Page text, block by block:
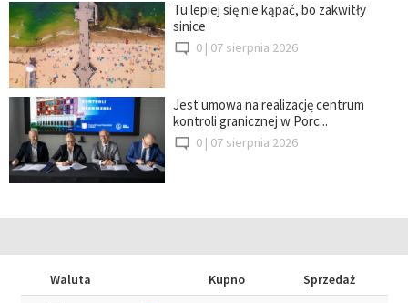
Tu lepiej się nie kąpać, bo zakwitły
sinice
0 | 07 sierpnia 2026
Jest umowa na realizację centrum
kontroli granicznej w Porc...
0 | 07 sierpnia 2026
Waluta Kupno
Sprzedaż